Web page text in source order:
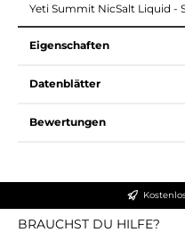
Yeti Summit NicSalt Liquid -
Eigenschaften
Datenblätter
Bewertungen
BRAUCHST DU HILFE?